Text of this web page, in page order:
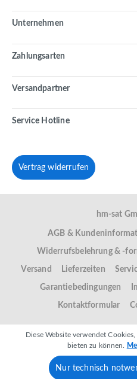
Unternehmen
Zahlungsarten
Versandpartner
Service Hotline
Vertrag widerrufen
hm-sat
AGB &
Widerrufsbelehrung & -
Versand Lieferzeiten
Garantiebedingungen
Kontaktformular
Diese Website verwendet
bieten zu können.
Nur technisch